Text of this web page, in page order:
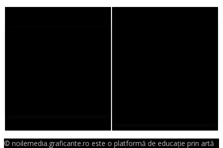
© noilemedia.graficante.ro este o platformă de educație prin artă